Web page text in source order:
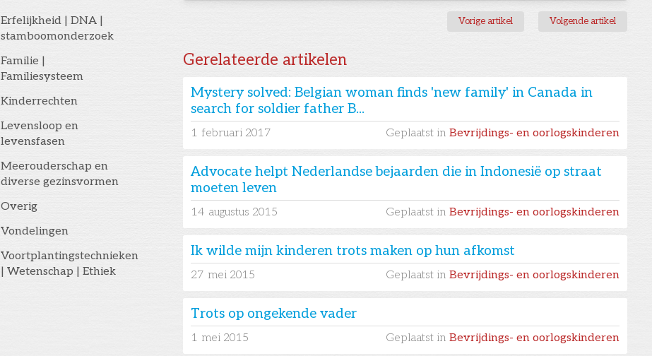
Erfelijkheid | DNA |
stamboomonderzoek
Familie |
Familiesysteem
Kinderrechten
Levensloop en
levensfasen
Meerouderschap en
diverse gezinsvormen
Overig
Vondelingen
Voortplantingstechnieken
| Wetenschap | Ethiek
Vorige artikel Volgende artikel
Gerelateerde artikelen
Mystery solved: Belgian woman finds 'new family' in Canada in
search for soldier father B...
1 februari 2017 Geplaatst in Bevrijdings- en oorlogskinderen
Advocate helpt Nederlandse bejaarden die in Indonesië op straat
moeten leven
14 augustus 2015 Geplaatst in Bevrijdings- en oorlogskinderen
Ik wilde mijn kinderen trots maken op hun afkomst
27 mei 2015 Geplaatst in Bevrijdings- en oorlogskinderen
Trots op ongekende vader
1 mei 2015 Geplaatst in Bevrijdings- en oorlogskinderen